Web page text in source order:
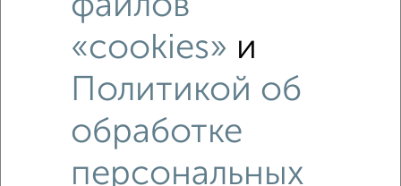
«cookies» и
Политикой об
обработке
персональных